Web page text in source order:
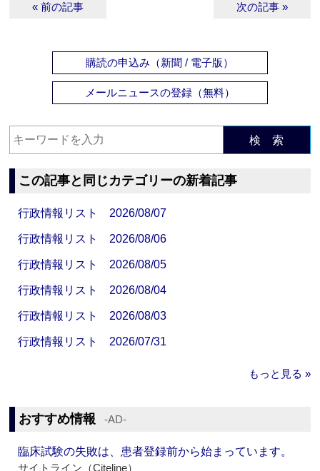
« 前の記事 次の記事 »
購読の申込み（新聞 / 電子版）
メールニュースの登録（無料）
検 索
この記事と同じカテゴリーの新着記事
行政情報リスト 2026/08/07
行政情報リスト 2026/08/06
行政情報リスト 2026/08/05
行政情報リスト 2026/08/04
行政情報リスト 2026/08/03
行政情報リスト 2026/07/31
もっと見る »
おすすめ情報 ‐AD‐
臨床試験の失敗は、患者登録前から始まっています。
サイトライン（Citeline）